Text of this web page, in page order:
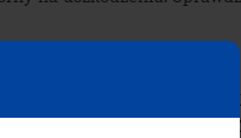
jest produktem
z elementów